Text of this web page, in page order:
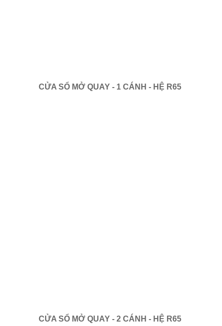
CỬA SỔ MỞ QUAY - 1 CÁNH - HỆ R65
CỬA SỔ MỞ QUAY - 2 CÁNH - HỆ R65